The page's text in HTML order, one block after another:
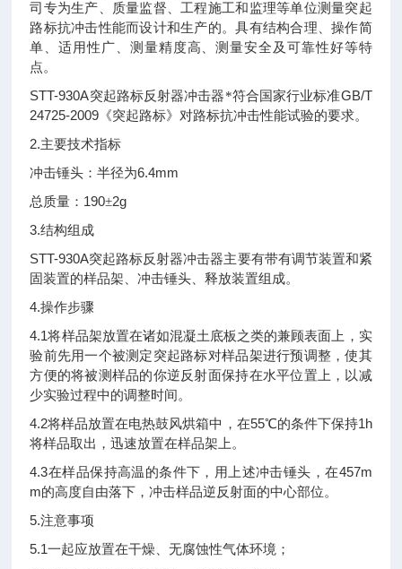
司专为生产、质量监督、工程施工和监理等单位测量突起
路标抗冲击性能而设计和生产的。具有结构合理、操作简
单、适用性广、测量精度高、测量安全及可靠性好等特
点。
STT-930A突起路标反射器冲击器*符合国家行业标准GB/T
24725-2009 《突起路标》对路标抗冲击性能试验的要求。
2.主要技术指标
冲击锤头：半径为6.4mm
总质量： 190±2g
3.结构组成
STT-930A突起路标反射器冲击器主要有带有调节装置和紧
固装置的样品架、冲击锤头、释放装置组成。
4.操作步骤
4.1将样品架放置在诸如混凝土底板之类的兼顾表面上，实
验前先用一个被测定突起路标对样品架进行预调整，使其
方便的将被测样品的你逆反射面保持在水平位置上，以减
少实验过程中的调整时间。
4.2将样品放置在电热鼓风烘箱中，在55℃的条件下保持1h
将样品取出，迅速放置在样品架上。
4.3在样品保持高温的条件下，用上述冲击锤头，在457m
m的高度自由落下，冲击样品逆反射面的中心部位。
5.注意事项
5.1一起应放置在干燥、无腐蚀性气体环境；